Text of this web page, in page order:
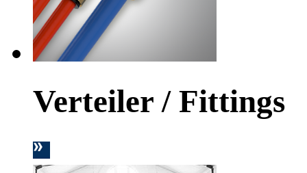
Verteiler / Fittings